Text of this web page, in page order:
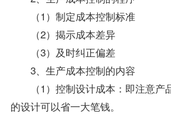
（1）制定成本控制标准
（2）揭示成本差异
（3）及时纠正偏差
3、生产成本控制的内容
（1）控制设计成本：即注意产
的设计可以省一大笔钱。